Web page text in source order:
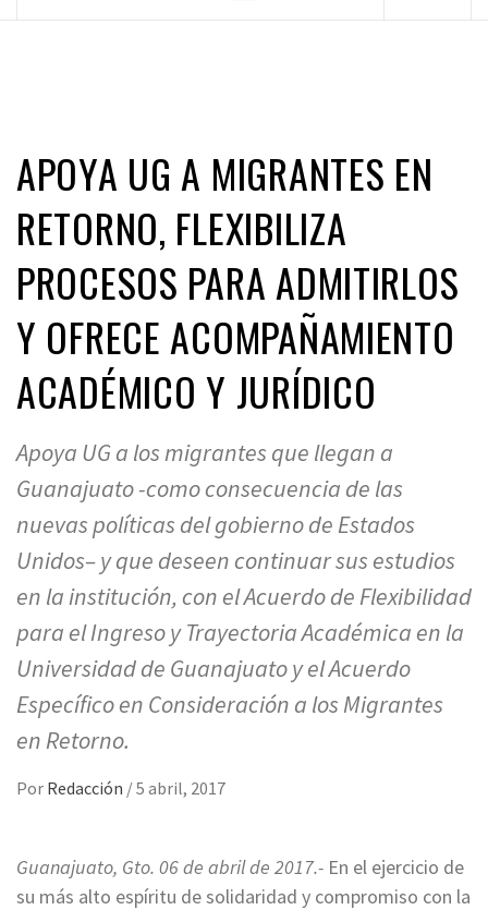
APOYA UG A MIGRANTES EN
RETORNO, FLEXIBILIZA
PROCESOS PARA ADMITIRLOS
Y OFRECE ACOMPAÑAMIENTO
ACADÉMICO Y JURÍDICO
Apoya UG a los migrantes que llegan a
Guanajuato -como consecuencia de las
nuevas políticas del gobierno de Estados
Unidos– y que deseen continuar sus estudios
en la institución, con el Acuerdo de Flexibilidad
para el Ingreso y Trayectoria Académica en la
Universidad de Guanajuato y el Acuerdo
Específico en Consideración a los Migrantes
en Retorno.
Por Redacción /5 abril, 2017
Guanajuato, Gto. 06 de abril de 2017.- En el ejercicio de
su más alto espíritu de solidaridad y compromiso con la